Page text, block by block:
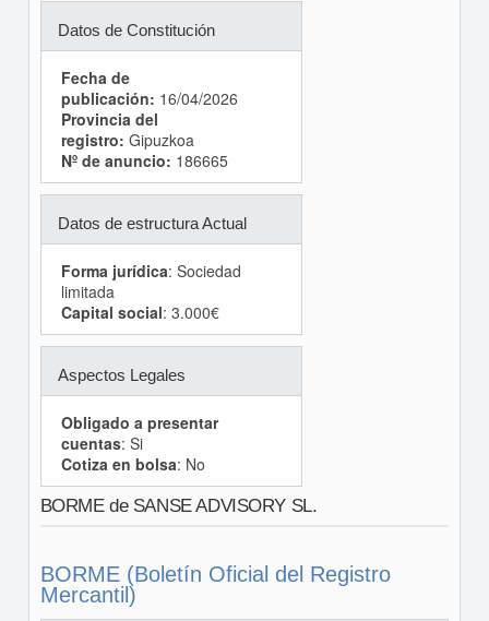
Datos de Constitución
Fecha de
publicación: 16/04/2026
Provincia del
registro: Gipuzkoa
Nº de anuncio: 186665
Datos de estructura Actual
Forma jurídica: Sociedad
limitada
Capital social: 3.000€
Aspectos Legales
Obligado a presentar
cuentas: Si
Cotiza en bolsa: No
BORME de SANSE ADVISORY SL.
BORME (Boletín Oficial del Registro
Mercantil)